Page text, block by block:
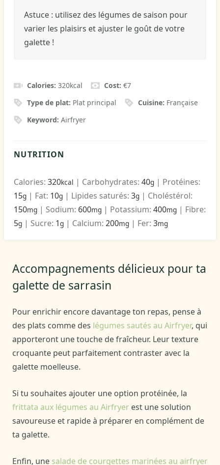
Astuce : utilisez des légumes de saison pour
varier les plaisirs et ajuster le goût de votre
galette !
Calories:320kcal Cost:€7
Type de plat: Plat principal Cuisine: Française
Keyword:Airfryer
NUTRITION
Calories: 320kcal | Carbohydrates: 40g | Protéines:
15g | Fat: 10g | Lipides saturés: 3g | Choléstérol:
150mg | Sodium: 600mg | Potassium: 400mg | Fibre:
5g | Sucre: 1g | Calcium: 200mg | Fer: 3mg
Accompagnements délicieux pour ta
galette de sarrasin
Pour enrichir encore davantage ton repas, pense à
des plats comme des légumes sautés au Airfryer, qui
apporteront une touche de fraîcheur. Leur texture
croquante peut parfaitement contraster avec la
galette moelleuse.
Si tu souhaites ajouter une option protéinée, la
frittata aux légumes au Airfryer est une solution
savoureuse et rapide à préparer en complément de
ta galette.
Enfin, une salade de courgettes marinées au airfryer